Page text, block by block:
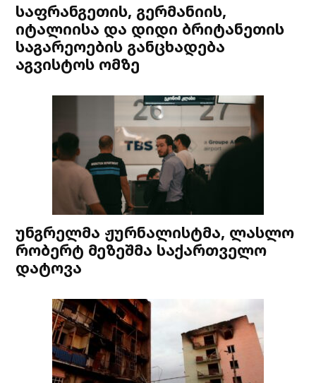
საფრანგეთის, გერმანიის,
იტალიისა და დიდი ბრიტანეთის
საგარეოების განცხადება
აგვისტოს ომზე
უნგრელმა ჟურნალისტმა, ლასლო
რობერტ მეზეშმა საქართველო
დატოვა